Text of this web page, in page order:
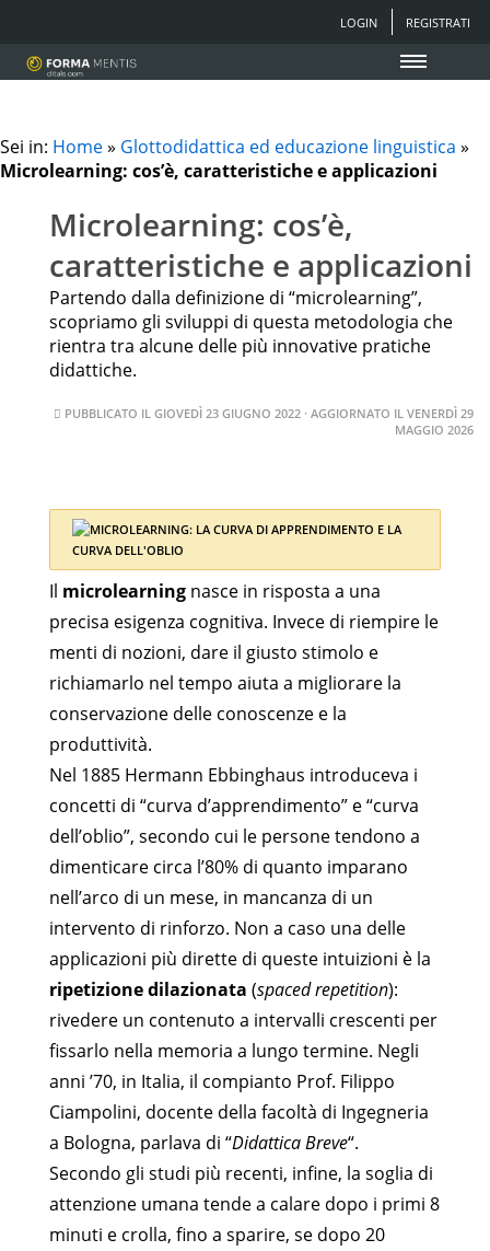
LOGIN REGISTRATI
Sei in: Home» Glottodidattica ed educazione linguistica »
Microlearning: cos’è, caratteristiche e applicazioni
Microlearning: cos’è,
caratteristiche e applicazioni
Partendo dalla definizione di “microlearning”,
scopriamo gli sviluppi di questa metodologia che
rientra tra alcune delle più innovative pratiche
didattiche.
PUBBLICATO IL GIOVEDÌ 23 GIUGNO 2022 · AGGIORNATO IL VENERDÌ 29
MAGGIO 2026
Il microlearning nasce in risposta a una
precisa esigenza cognitiva. Invece di riempire le
menti di nozioni, dare il giusto stimolo e
richiamarlo nel tempo aiuta a migliorare la
conservazione delle conoscenze e la
produttività.
Nel 1885 Hermann Ebbinghaus introduceva i
concetti di “curva d’apprendimento” e “curva
dell’oblio”, secondo cui le persone tendono a
dimenticare circa l’80% di quanto imparano
nell’arco di un mese, in mancanza di un
intervento di rinforzo. Non a caso una delle
applicazioni più dirette di queste intuizioni è la
ripetizione dilazionata (spaced repetition):
rivedere un contenuto a intervalli crescenti per
fissarlo nella memoria a lungo termine. Negli
anni ’70, in Italia, il compianto Prof. Filippo
Ciampolini, docente della facoltà di Ingegneria
a Bologna, parlava di “Didattica Breve“.
Secondo gli studi più recenti, infine, la soglia di
attenzione umana tende a calare dopo i primi 8
minuti e crolla, fino a sparire, se dopo 20